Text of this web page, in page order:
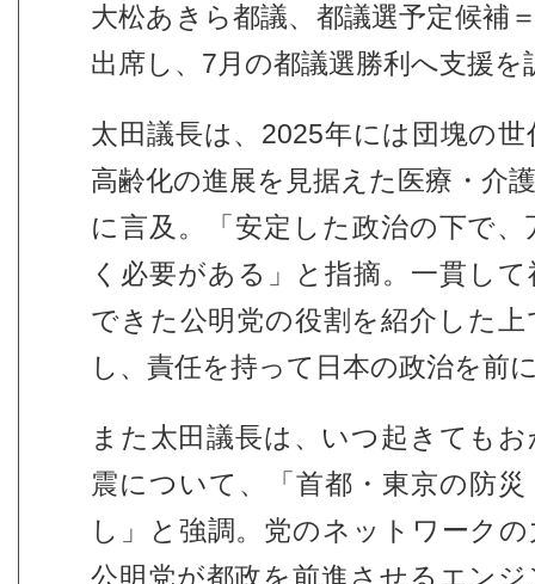
大松あきら都議、都議選予定候補
出席し、7月の都議選勝利へ支援を
太田議長は、2025年には団塊の
高齢化の進展を見据えた医療・介
に言及。「安定した政治の下で
く必要がある」と指摘。一貫し
できた公明党の役割を紹介した
し、責任を持って日本の政治を前
また太田議長は、いつ起きても
震について、「首都・東京の防
し」と強調。党のネットワーク
公明党が都政を前進させるエン